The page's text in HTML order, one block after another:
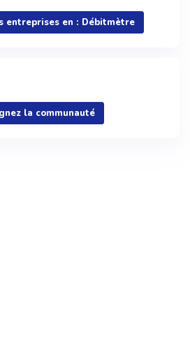
entreprises en : Débitmètre
la communauté